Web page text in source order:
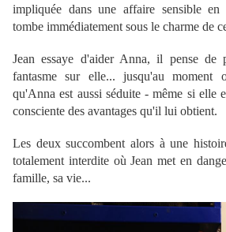
impliquée dans une affaire sensible
tombe immédiatement sous le charme de
Jean essaye d'aider Anna, il pense
fantasme sur elle... jusqu'au
qu'Anna est aussi séduite - même si elle
consciente des avantages qu'il lui obtient.
Les deux succombent alors à une
totalement interdite où Jean met en
famille, sa vie...